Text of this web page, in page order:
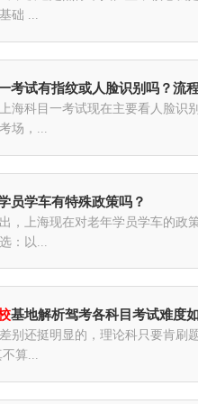
视镜，这步是基础中的基础 ...
考试有指纹或人脸识别吗？流
海科目一考试现在主要看人脸识
场，...
员学车有特殊政策吗？
，上海现在对老年学员学车的政
：以...
基地解析驾考各科目考试难度
别还挺明显的，理论科只要肯刷
这科真不算...